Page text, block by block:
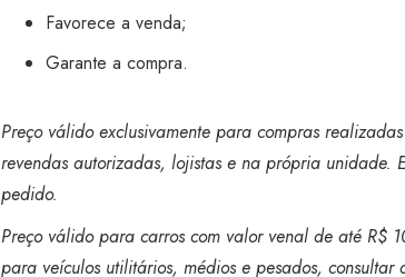
Favorece a venda;
Garante a compra.
Preço válido exclusivamente para compras
revendas autorizadas, lojistas e na própria unidade.
pedido.
Preço válido para carros com valor venal de até R$
para veículos utilitários, médios e pesados,